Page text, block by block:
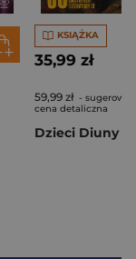
KSIĄŻKA
35,99 zł
59,99 zł -
cena detaliczna
Dzieci Diuny